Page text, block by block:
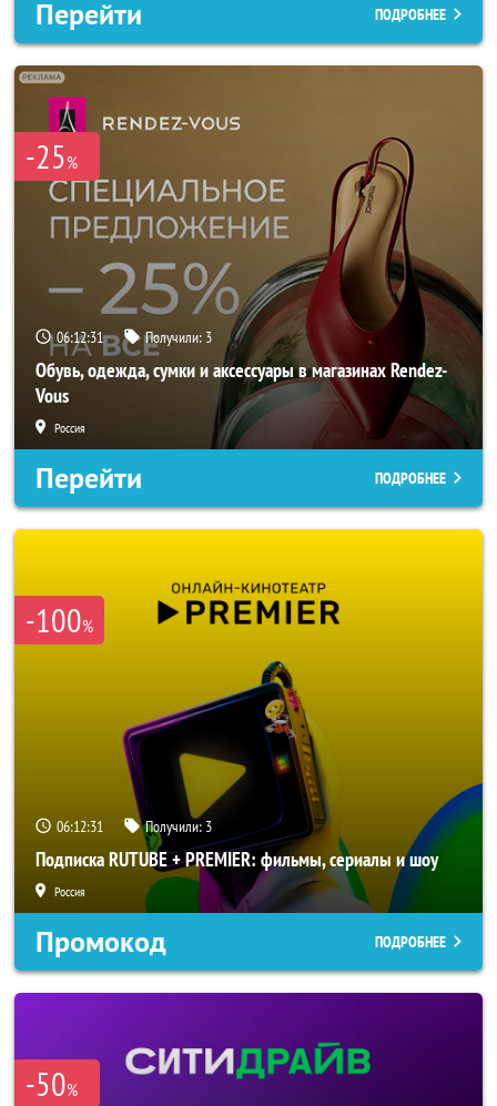
Перейти ПОДРОБНЕЕ
-25%
06:12:29 Получили: 3
Обувь, одежда, сумки и аксессуары в магазинах Rendez-
Vous
Россия
Перейти ПОДРОБНЕЕ
-100%
06:12:29 Получили: 3
Подписка RUTUBE + PREMIER: фильмы, сериалы и шоу
Россия
Промокод ПОДРОБНЕЕ
-50%